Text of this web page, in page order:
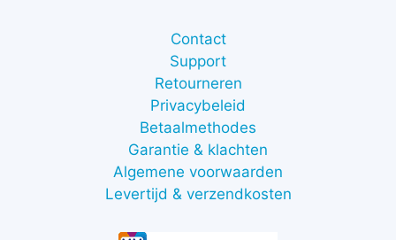
Contact
Support
Retourneren
Privacybeleid
Betaalmethodes
Garantie & klachten
Algemene voorwaarden
Levertijd & verzendkosten